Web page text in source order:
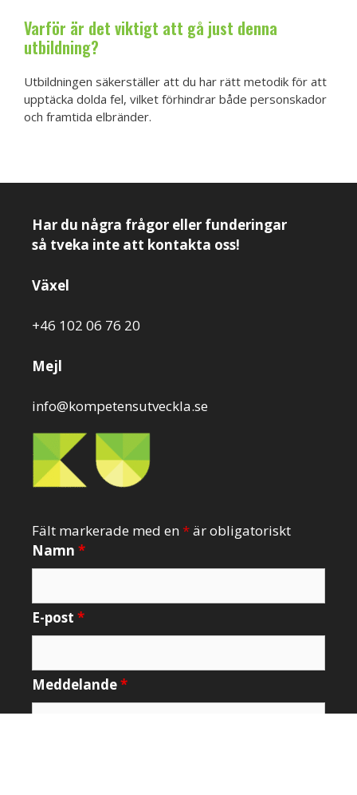
Varför är det viktigt att gå just denna
utbildning?
Utbildningen säkerställer att du har rätt metodik för att
upptäcka dolda fel, vilket förhindrar både personskador
och framtida elbränder.
Har du några frågor eller funderingar
så tveka inte att kontakta oss!
Växel
+46 102 06 76 20
Mejl
info@kompetensutveckla.se
Fält markerade med en*är obligatoriskt
Namn *
E-post *
Meddelande*